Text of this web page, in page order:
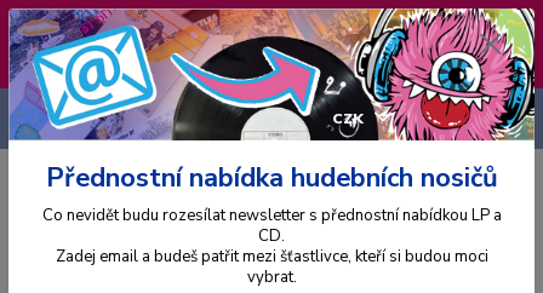
❣️ Od 4.8. do 13.8. čerpám dovolenou. Datum
expedice objednávek se posouvá na pátek
14.8.2026 🐋
CZK
+420 725 736 293
(Po-Pá, 8 - 16 hod.)
Přednostní nabídka hudebních nosičů
Co nevidět budu rozesílat newsletter s přednostní nabídkou LP a
CD.
Zadej email a budeš patřit mezi šťastlivce, kteří si budou moci
vybrat.